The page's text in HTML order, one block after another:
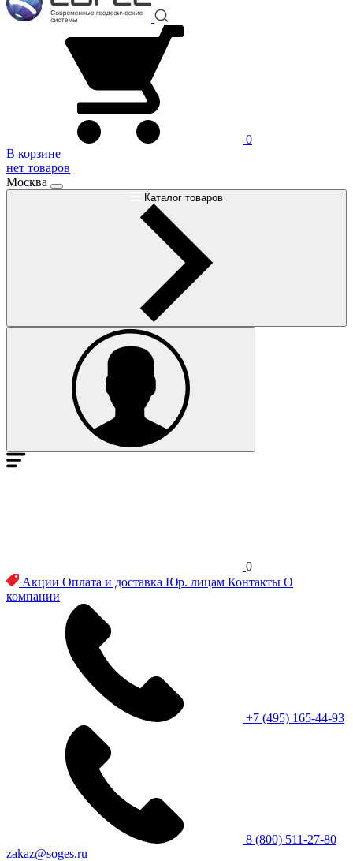
0
В корзине
нет товаров
Москва
Каталог товаров
0
Акции Оплата и доставка Юр. лицам Контакты О
компании
+7 (495) 165-44-93
8 (800) 511-27-80
zakaz@soges.ru